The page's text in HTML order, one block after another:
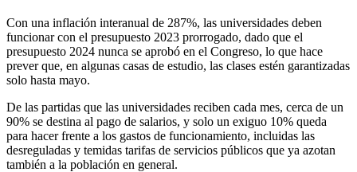
Con una inflación interanual de 287%, las universidades deben
funcionar con el presupuesto 2023 prorrogado, dado que el
presupuesto 2024 nunca se aprobó en el Congreso, lo que hace
prever que, en algunas casas de estudio, las clases estén garantizadas
solo hasta mayo.
De las partidas que las universidades reciben cada mes, cerca de un
90% se destina al pago de salarios, y solo un exiguo 10% queda
para hacer frente a los gastos de funcionamiento, incluidas las
desreguladas y temidas tarifas de servicios públicos que ya azotan
también a la población en general.